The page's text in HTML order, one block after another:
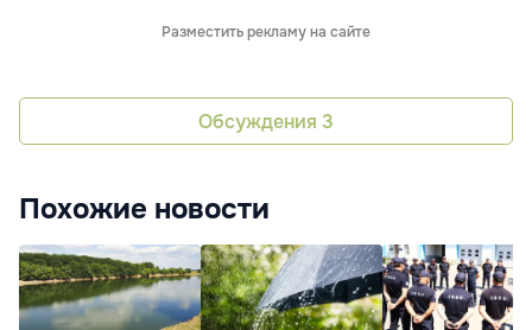
Разместить рекламу на сайте
Обсуждения 3
Похожие новости